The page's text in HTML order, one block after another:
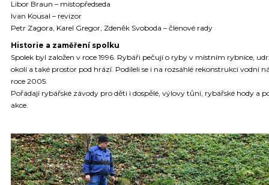
Libor Braun – místopředseda
Ivan Kousal – revizor
Petr Zagora, Karel Gregor, Zdeněk Svoboda – členové rady
Historie a zaměření spolku
Spolek byl založen v roce 1996. Rybáři pečují o ryby v místním rybníce,
okolí a také prostor pod hrází. Podíleli se i na rozsáhlé rekonstrukci vodní
roce 2005.
Pořádají rybářské závody pro děti i dospělé, výlovy tůní, rybářské hody a
akce.